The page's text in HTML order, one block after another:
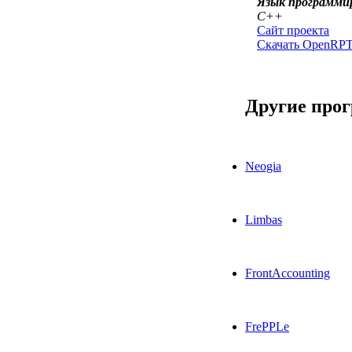
C++
Сайт проекта
Скачать
Другие
Neogia
Limbas
FrontAccounting
FrePPLe